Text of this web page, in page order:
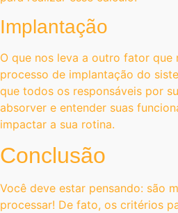
Implantação
O que nos leva a outro fator que
processo de implantação do
que todos os responsáveis por
absorver e entender suas
impactar a sua rotina.
Conclusão
Você deve estar pensando: são
processar! De fato, os critérios